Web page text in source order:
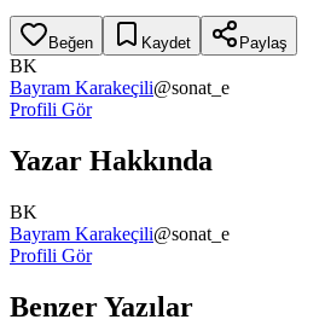
Beğen Kaydet Paylaş
BK
Bayram Karakeçili@sonat_e
Profili Gör
Yazar Hakkında
BK
Bayram Karakeçili@sonat_e
Profili Gör
Benzer Yazılar